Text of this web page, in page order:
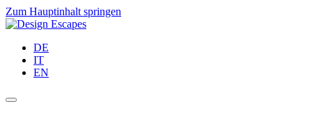
Zum Hauptinhalt springen
DE
IT
EN